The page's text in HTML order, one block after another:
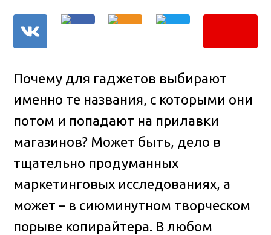
Почему для гаджетов выбирают
именно те названия, с которыми они
потом и попадают на прилавки
магазинов? Может быть, дело в
тщательно продуманных
маркетинговых исследованиях, а
может – в сиюминутном творческом
порыве копирайтера. В любом